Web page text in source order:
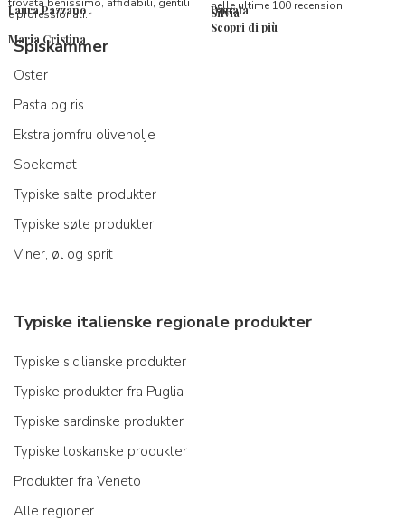
Laura Pazzano
e professionali.r
Maria Cristina
Donata
Silvia
nelle ultime 100 recensioni
Scopri di più
Spiskammer
Oster
Pasta og ris
Ekstra jomfru olivenolje
Spekemat
Typiske salte produkter
Typiske søte produkter
Viner, øl og sprit
Typiske italienske regionale produkter
Typiske sicilianske produkter
Typiske produkter fra Puglia
Typiske sardinske produkter
Typiske toskanske produkter
Produkter fra Veneto
Alle regioner